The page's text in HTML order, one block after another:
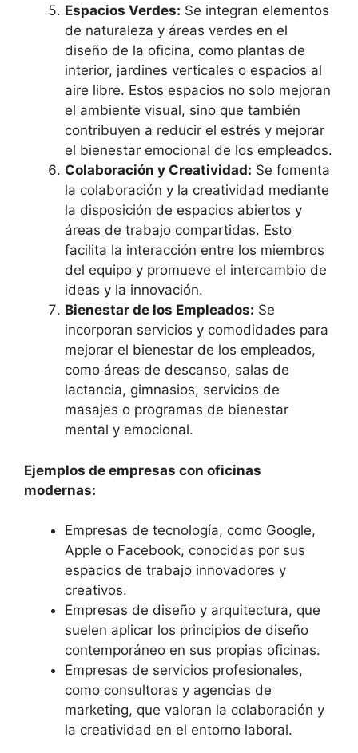
Espacios Verdes: Se integran elementos
de naturaleza y áreas verdes en el
diseño de la oficina, como plantas de
interior, jardines verticales o espacios al
aire libre. Estos espacios no solo mejoran
el ambiente visual, sino que también
contribuyen a reducir el estrés y mejorar
el bienestar emocional de los empleados.
Colaboración y Creatividad: Se fomenta
la colaboración y la creatividad mediante
la disposición de espacios abiertos y
áreas de trabajo compartidas. Esto
facilita la interacción entre los miembros
del equipo y promueve el intercambio de
ideas y la innovación.
Bienestar de los Empleados: Se
incorporan servicios y comodidades para
mejorar el bienestar de los empleados,
como áreas de descanso, salas de
lactancia, gimnasios, servicios de
masajes o programas de bienestar
mental y emocional.
Ejemplos de empresas con oficinas
modernas:
Empresas de tecnología, como Google,
Apple o Facebook, conocidas por sus
espacios de trabajo innovadores y
creativos.
Empresas de diseño y arquitectura, que
suelen aplicar los principios de diseño
contemporáneo en sus propias oficinas.
Empresas de servicios profesionales,
como consultoras y agencias de
marketing, que valoran la colaboración y
la creatividad en el entorno laboral.